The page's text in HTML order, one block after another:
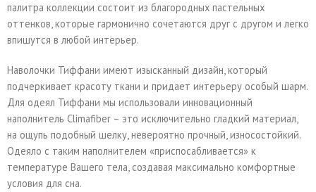
палитра коллекции состоит из благородных пастельных
оттенков, которые гармонично сочетаются друг с другом и легко
впишутся в любой интерьер.
Наволочки Тиффани имеют изысканный дизайн, который
подчеркивает красоту ткани и придает интерьеру особый шарм.
Для одеял Тиффани мы использовали инновационный
наполнитель Climafiber – это исключительно гладкий материал,
на ощупь подобный шелку, невероятно прочный, износостойкий.
Одеяло с таким наполнителем «приспосабливается» к
температуре Вашего тела, создавая максимально комфортные
условия для сна.